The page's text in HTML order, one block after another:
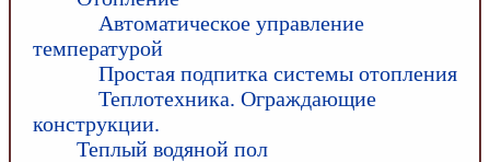
Автоматическое управление
температурой
Простая подпитка системы отопления
Теплотехника. Ограждающие
конструкции.
Теплый водяной пол